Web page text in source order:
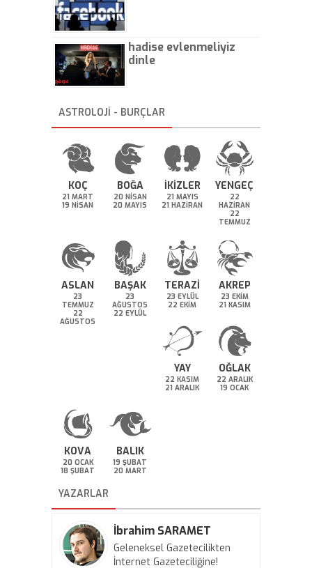
hadise evlenmeliyiz
dinle
ASTROLOJİ - BURÇLAR
KOÇ
21 MART
19 NİSAN
BOĞA
20 NİSAN
20 MAYIS
İKİZLER
21 MAYIS
21 HAZİRAN
YENGEÇ
22
HAZİRAN
22
TEMMUZ
ASLAN
23
TEMMUZ
22
AĞUSTOS
BAŞAK
23
AĞUSTOS
22 EYLÜL
TERAZİ
23 EYLÜL
22 EKİM
AKREP
23 EKİM
21 KASIM
YAY
22 KASIM
21 ARALIK
OĞLAK
22 ARALIK
19 OCAK
KOVA
20 OCAK
18 ŞUBAT
BALIK
19 ŞUBAT
20 MART
YAZARLAR
İbrahim SARAMET
Geleneksel Gazetecilikten
İnternet Gazeteciliğine!